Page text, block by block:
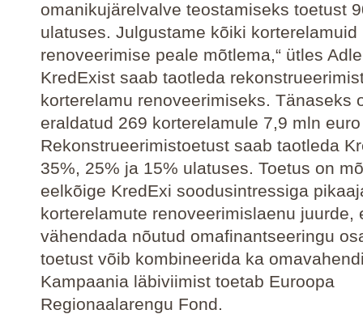
omanikujärelvalve teostamiseks toetust
ulatuses. Julgustame kõiki korterelamuid
renoveerimise peale mõtlema,“ ütles
KredExist saab taotleda
korterelamu renoveerimiseks. Tänaseks
eraldatud 269 korterelamule 7,9 mln
Rekonstrueerimistoetust saab taotleda
35%, 25% ja 15% ulatuses. Toetus on
eelkõige KredExi soodusintressiga
korterelamute renoveerimislaenu juurde,
vähendada nõutud omafinantseeringu
toetust võib kombineerida ka
Kampaania läbiviimist toetab Euroopa
Regionaalarengu Fond.